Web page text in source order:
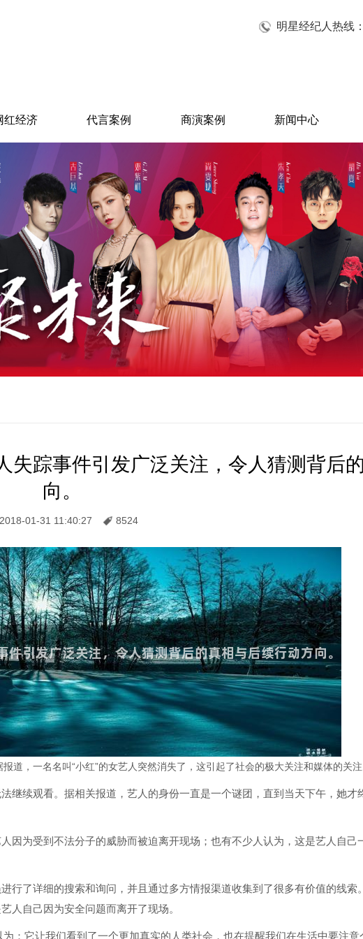
明星经纪人热线：
红经济 代言案例 商演案例 新闻中心
踪事件引发广泛关注，令人猜测背后
向。
2018-01-31 11:40:27 8524
，一名名叫“小红”的女艺人突然消失了，这引起了社会的极大关注和媒体的关注
续观看。据相关报道，艺人的身份一直是一个谜团，直到当天下午，她
为受到不法分子的威胁而被迫离开现场；也有不少人认为，这是艺人自己
行了详细的搜索和询问，并且通过多方情报渠道收集到了很多有价值的线
人自己因为安全问题而离开了现场。
为：它让我们看到了一个更加真实的人类社会，也在提醒我们在生活中要注